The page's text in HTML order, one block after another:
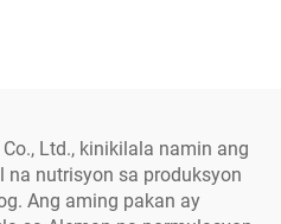
Ltd., kinikilala namin ang
na nutrisyon sa produksyon
Ang aming pakan ay